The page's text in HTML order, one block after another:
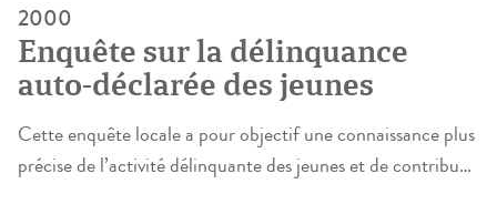
2000
Enquête sur la délinquance
auto-déclarée des jeunes
Cette enquête locale a pour objectif une connaissance plus
précise de l’activité délinquante des jeunes et de contribuer